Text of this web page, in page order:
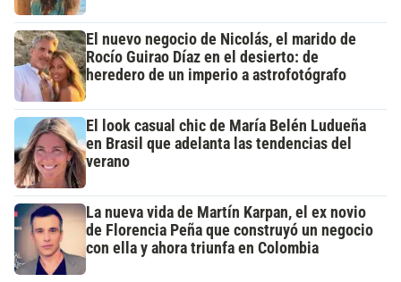
El nuevo negocio de Nicolás, el marido de
Rocío Guirao Díaz en el desierto: de
heredero de un imperio a astrofotógrafo
El look casual chic de María Belén Ludueña
en Brasil que adelanta las tendencias del
verano
La nueva vida de Martín Karpan, el ex novio
de Florencia Peña que construyó un negocio
con ella y ahora triunfa en Colombia